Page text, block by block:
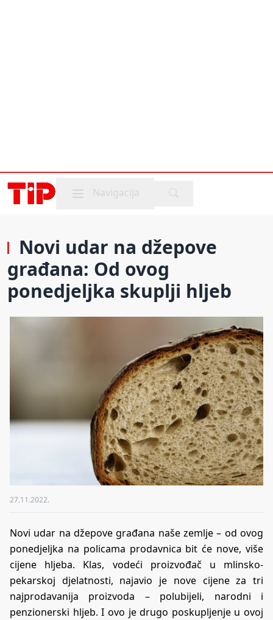
Mobile menu
Navigacija
Novi udar na džepove
građana: Od ovog
ponedjeljka skuplji hljeb
27.11.2022.
Novi udar na džepove građana naše zemlje – od ovog
ponedjeljka na policama prodavnica bit će nove, više
cijene hljeba. Klas, vodeći proizvođač u mlinsko-
pekarskoj djelatnosti, najavio je nove cijene za tri
najprodavanija proizvoda – polubijeli, narodni i
penzionerski hljeb. I ovo je drugo poskupljenje u ovoj